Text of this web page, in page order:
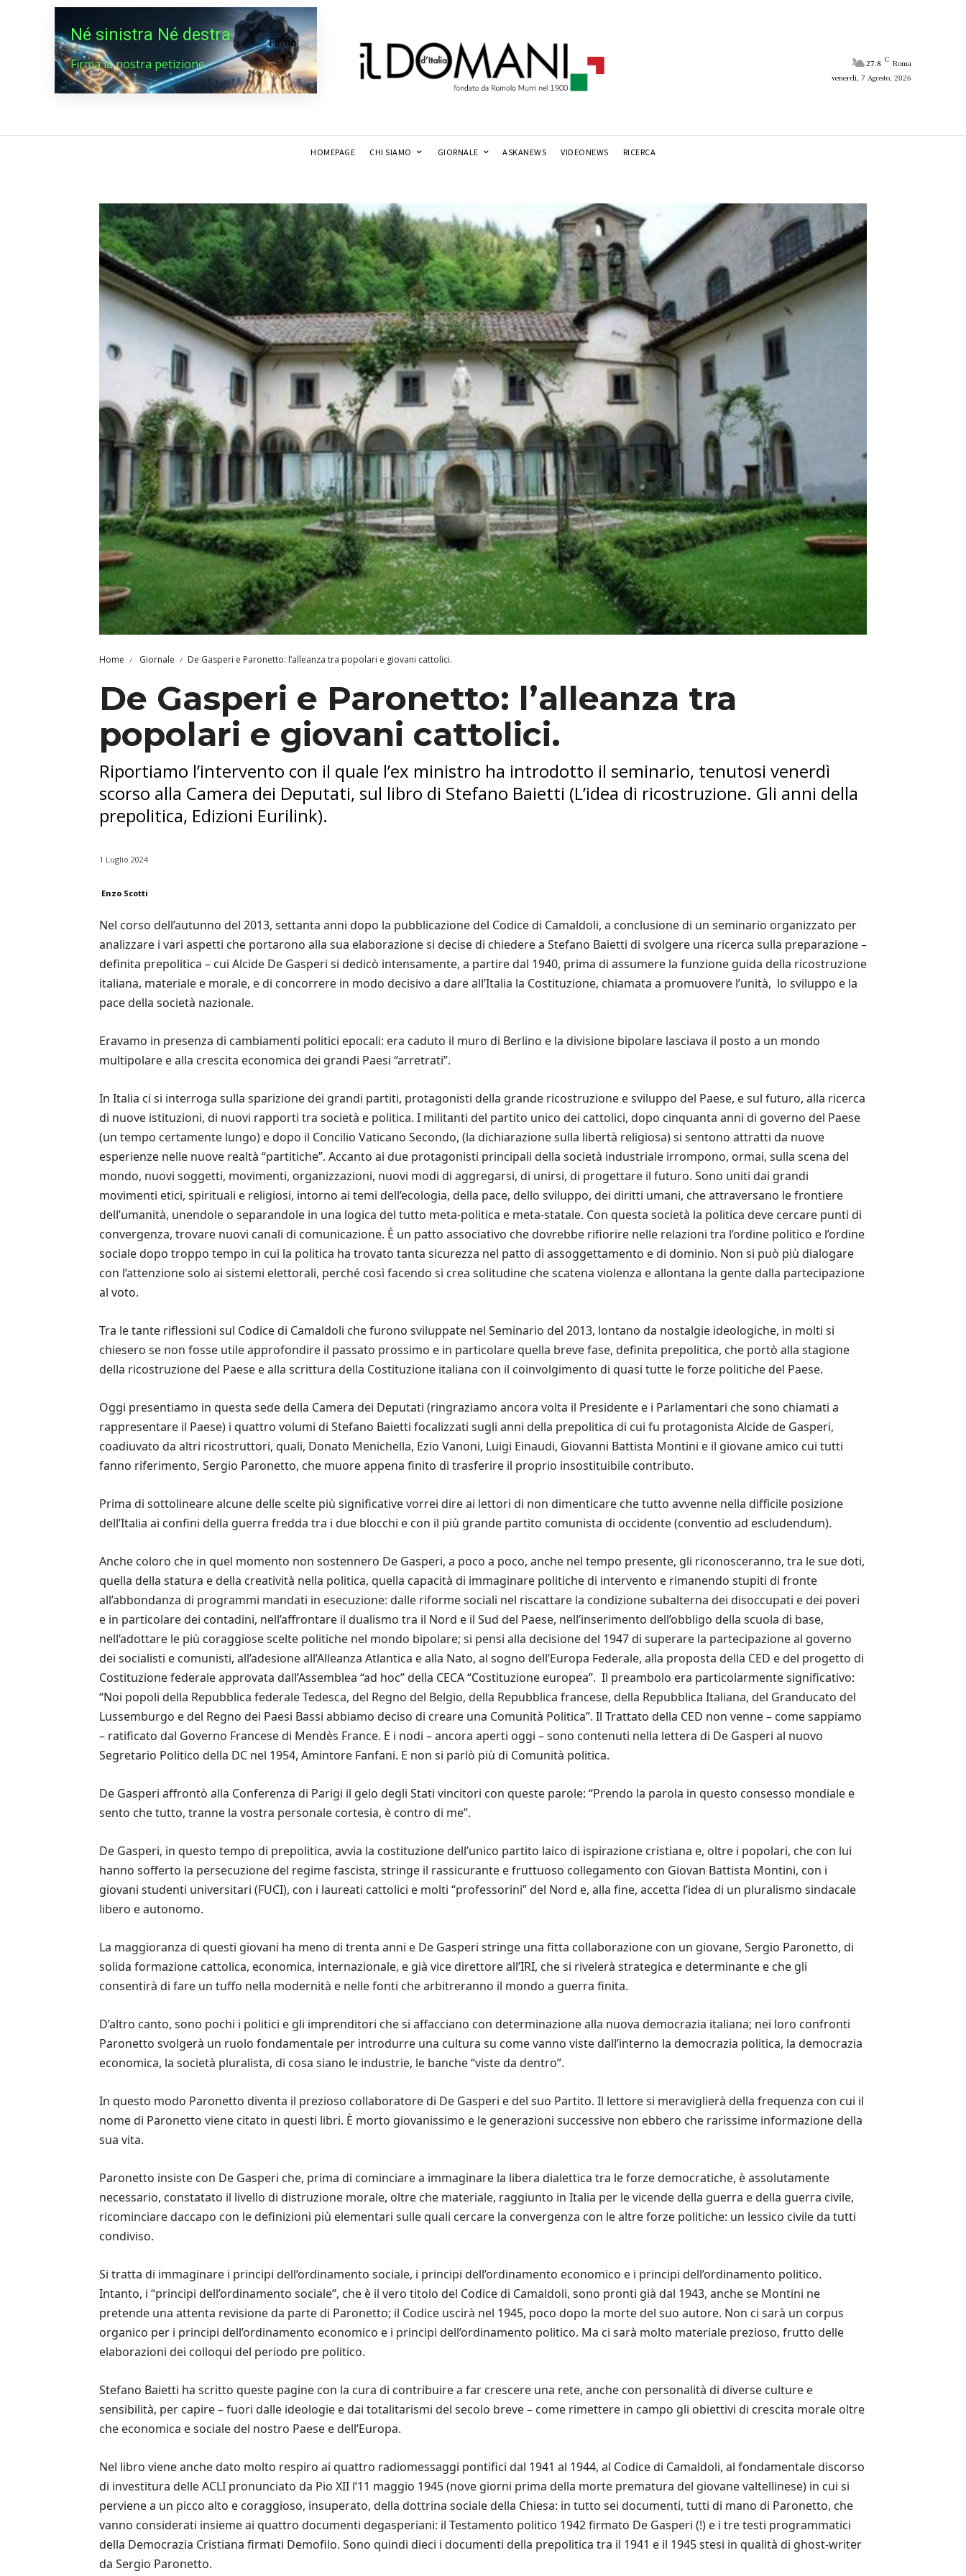
Né sinistra Né destra
Firma la nostra petizione
Firma
27.8 C Roma
venerdì, 7 Agosto, 2026
HOMEPAGE CHI SIAMO GIORNALE ASKANEWS VIDEONEWS RICERCA
Home Giornale De Gasperi e Paronetto: l’alleanza tra popolari e giovani cattolici.
De Gasperi e Paronetto: l’alleanza tra
popolari e giovani cattolici.
Riportiamo l’intervento con il quale l’ex ministro ha introdotto il seminario, tenutosi venerdì
scorso alla Camera dei Deputati, sul libro di Stefano Baietti (L’idea di ricostruzione. Gli anni della
prepolitica, Edizioni Eurilink).
1 Luglio 2024
Enzo Scotti
Nel corso dell’autunno del 2013, settanta anni dopo la pubblicazione del Codice di Camaldoli, a conclusione di un seminario organizzato per
analizzare i vari aspetti che portarono alla sua elaborazione si decise di chiedere a Stefano Baietti di svolgere una ricerca sulla preparazione –
definita prepolitica – cui Alcide De Gasperi si dedicò intensamente, a partire dal 1940, prima di assumere la funzione guida della ricostruzione
italiana, materiale e morale, e di concorrere in modo decisivo a dare all’Italia la Costituzione, chiamata a promuovere l’unità, lo sviluppo e la
pace della società nazionale.
Eravamo in presenza di cambiamenti politici epocali: era caduto il muro di Berlino e la divisione bipolare lasciava il posto a un mondo
multipolare e alla crescita economica dei grandi Paesi “arretrati”.
In Italia ci si interroga sulla sparizione dei grandi partiti, protagonisti della grande ricostruzione e sviluppo del Paese, e sul futuro, alla ricerca
di nuove istituzioni, di nuovi rapporti tra società e politica. I militanti del partito unico dei cattolici, dopo cinquanta anni di governo del Paese
(un tempo certamente lungo) e dopo il Concilio Vaticano Secondo, (la dichiarazione sulla libertà religiosa) si sentono attratti da nuove
esperienze nelle nuove realtà “partitiche”. Accanto ai due protagonisti principali della società industriale irrompono, ormai, sulla scena del
mondo, nuovi soggetti, movimenti, organizzazioni, nuovi modi di aggregarsi, di unirsi, di progettare il futuro. Sono uniti dai grandi
movimenti etici, spirituali e religiosi, intorno ai temi dell’ecologia, della pace, dello sviluppo, dei diritti umani, che attraversano le frontiere
dell’umanità, unendole o separandole in una logica del tutto meta-politica e meta-statale. Con questa società la politica deve cercare punti di
convergenza, trovare nuovi canali di comunicazione. È un patto associativo che dovrebbe rifiorire nelle relazioni tra l’ordine politico e l’ordine
sociale dopo troppo tempo in cui la politica ha trovato tanta sicurezza nel patto di assoggettamento e di dominio. Non si può più dialogare
con l’attenzione solo ai sistemi elettorali, perché così facendo si crea solitudine che scatena violenza e allontana la gente dalla partecipazione
al voto.
Tra le tante riflessioni sul Codice di Camaldoli che furono sviluppate nel Seminario del 2013, lontano da nostalgie ideologiche, in molti si
chiesero se non fosse utile approfondire il passato prossimo e in particolare quella breve fase, definita prepolitica, che portò alla stagione
della ricostruzione del Paese e alla scrittura della Costituzione italiana con il coinvolgimento di quasi tutte le forze politiche del Paese.
Oggi presentiamo in questa sede della Camera dei Deputati (ringraziamo ancora volta il Presidente e i Parlamentari che sono chiamati a
rappresentare il Paese) i quattro volumi di Stefano Baietti focalizzati sugli anni della prepolitica di cui fu protagonista Alcide de Gasperi,
coadiuvato da altri ricostruttori, quali, Donato Menichella, Ezio Vanoni, Luigi Einaudi, Giovanni Battista Montini e il giovane amico cui tutti
fanno riferimento, Sergio Paronetto, che muore appena finito di trasferire il proprio insostituibile contributo.
Prima di sottolineare alcune delle scelte più significative vorrei dire ai lettori di non dimenticare che tutto avvenne nella difficile posizione
dell’Italia ai confini della guerra fredda tra i due blocchi e con il più grande partito comunista di occidente (conventio ad escludendum).
Anche coloro che in quel momento non sostennero De Gasperi, a poco a poco, anche nel tempo presente, gli riconosceranno, tra le sue doti,
quella della statura e della creatività nella politica, quella capacità di immaginare politiche di intervento e rimanendo stupiti di fronte
all’abbondanza di programmi mandati in esecuzione: dalle riforme sociali nel riscattare la condizione subalterna dei disoccupati e dei poveri
e in particolare dei contadini, nell’affrontare il dualismo tra il Nord e il Sud del Paese, nell’inserimento dell’obbligo della scuola di base,
nell’adottare le più coraggiose scelte politiche nel mondo bipolare; si pensi alla decisione del 1947 di superare la partecipazione al governo
dei socialisti e comunisti, all’adesione all’Alleanza Atlantica e alla Nato, al sogno dell’Europa Federale, alla proposta della CED e del progetto di
Costituzione federale approvata dall’Assemblea “ad hoc” della CECA “Costituzione europea”. Il preambolo era particolarmente significativo:
“Noi popoli della Repubblica federale Tedesca, del Regno del Belgio, della Repubblica francese, della Repubblica Italiana, del Granducato del
Lussemburgo e del Regno dei Paesi Bassi abbiamo deciso di creare una Comunità Politica”. Il Trattato della CED non venne – come sappiamo
– ratificato dal Governo Francese di Mendès France. E i nodi – ancora aperti oggi – sono contenuti nella lettera di De Gasperi al nuovo
Segretario Politico della DC nel 1954, Amintore Fanfani. E non si parlò più di Comunità politica.
De Gasperi affrontò alla Conferenza di Parigi il gelo degli Stati vincitori con queste parole: “Prendo la parola in questo consesso mondiale e
sento che tutto, tranne la vostra personale cortesia, è contro di me”.
De Gasperi, in questo tempo di prepolitica, avvia la costituzione dell’unico partito laico di ispirazione cristiana e, oltre i popolari, che con lui
hanno sofferto la persecuzione del regime fascista, stringe il rassicurante e fruttuoso collegamento con Giovan Battista Montini, con i
giovani studenti universitari (FUCI), con i laureati cattolici e molti “professorini” del Nord e, alla fine, accetta l’idea di un pluralismo sindacale
libero e autonomo.
La maggioranza di questi giovani ha meno di trenta anni e De Gasperi stringe una fitta collaborazione con un giovane, Sergio Paronetto, di
solida formazione cattolica, economica, internazionale, e già vice direttore all’IRI, che si rivelerà strategica e determinante e che gli
consentirà di fare un tuffo nella modernità e nelle fonti che arbitreranno il mondo a guerra finita.
D’altro canto, sono pochi i politici e gli imprenditori che si affacciano con determinazione alla nuova democrazia italiana; nei loro confronti
Paronetto svolgerà un ruolo fondamentale per introdurre una cultura su come vanno viste dall’interno la democrazia politica, la democrazia
economica, la società pluralista, di cosa siano le industrie, le banche “viste da dentro”.
In questo modo Paronetto diventa il prezioso collaboratore di De Gasperi e del suo Partito. Il lettore si meraviglierà della frequenza con cui il
nome di Paronetto viene citato in questi libri. È morto giovanissimo e le generazioni successive non ebbero che rarissime informazione della
sua vita.
Paronetto insiste con De Gasperi che, prima di cominciare a immaginare la libera dialettica tra le forze democratiche, è assolutamente
necessario, constatato il livello di distruzione morale, oltre che materiale, raggiunto in Italia per le vicende della guerra e della guerra civile,
ricominciare daccapo con le definizioni più elementari sulle quali cercare la convergenza con le altre forze politiche: un lessico civile da tutti
condiviso.
Si tratta di immaginare i principi dell’ordinamento sociale, i principi dell’ordinamento economico e i principi dell’ordinamento politico.
Intanto, i “principi dell’ordinamento sociale”, che è il vero titolo del Codice di Camaldoli, sono pronti già dal 1943, anche se Montini ne
pretende una attenta revisione da parte di Paronetto; il Codice uscirà nel 1945, poco dopo la morte del suo autore. Non ci sarà un corpus
organico per i principi dell’ordinamento economico e i principi dell’ordinamento politico. Ma ci sarà molto materiale prezioso, frutto delle
elaborazioni dei colloqui del periodo pre politico.
Stefano Baietti ha scritto queste pagine con la cura di contribuire a far crescere una rete, anche con personalità di diverse culture e
sensibilità, per capire – fuori dalle ideologie e dai totalitarismi del secolo breve – come rimettere in campo gli obiettivi di crescita morale oltre
che economica e sociale del nostro Paese e dell’Europa.
Nel libro viene anche dato molto respiro ai quattro radiomessaggi pontifici dal 1941 al 1944, al Codice di Camaldoli, al fondamentale discorso
di investitura delle ACLI pronunciato da Pio XII l’11 maggio 1945 (nove giorni prima della morte prematura del giovane valtellinese) in cui si
perviene a un picco alto e coraggioso, insuperato, della dottrina sociale della Chiesa: in tutto sei documenti, tutti di mano di Paronetto, che
vanno considerati insieme ai quattro documenti degasperiani: il Testamento politico 1942 firmato De Gasperi (!) e i tre testi programmatici
della Democrazia Cristiana firmati Demofilo. Sono quindi dieci i documenti della prepolitica tra il 1941 e il 1945 stesi in qualità di ghost-writer
da Sergio Paronetto.